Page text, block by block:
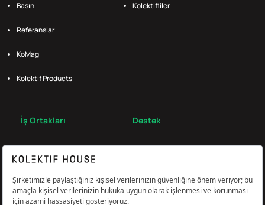
Basın
Referanslar
KoMag
Kolektif Products
Kolektifliler
İş Ortakları Destek